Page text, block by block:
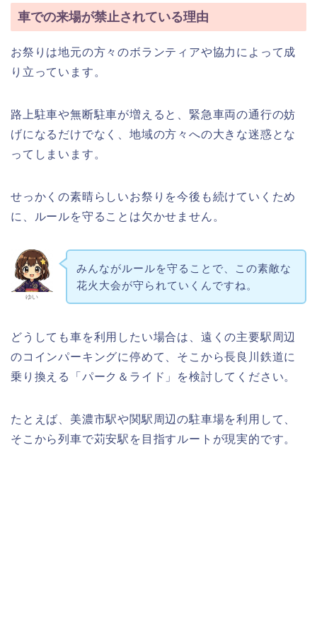
車での来場が禁止されている理由
お祭りは地元の方々のボランティアや協力によって成
り立っています。
路上駐車や無断駐車が増えると、緊急車両の通行の妨
げになるだけでなく、地域の方々への大きな迷惑とな
ってしまいます。
せっかくの素晴らしいお祭りを今後も続けていくため
に、ルールを守ることは欠かせません。
ゆい
みんながルールを守ることで、この素敵な
花火大会が守られていくんですね。
どうしても車を利用したい場合は、遠くの主要駅周辺
のコインパーキングに停めて、そこから長良川鉄道に
乗り換える「パーク＆ライド」を検討してください。
たとえば、美濃市駅や関駅周辺の駐車場を利用して、
そこから列車で苅安駅を目指すルートが現実的です。